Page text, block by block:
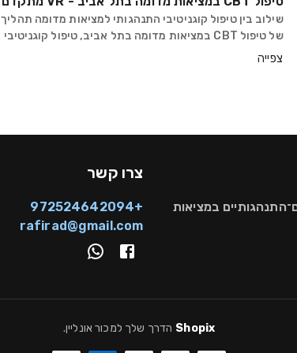
שילוב בין טיפול קוגניטיבי התנהגותי למציאות מדומה תהליך
של טיפול CBT במציאות מדומה בתל אביב, טיפול קוגניטיבי
צפייה
במציאות
צרו קשר
+972524642094
rafirad@gmail.com
Shopix הדרך שלך למכור אונליין.